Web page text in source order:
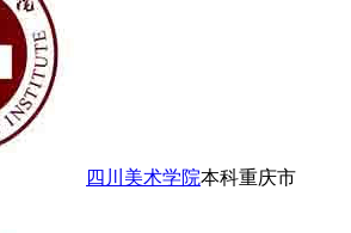
四川美术学院本科重庆市